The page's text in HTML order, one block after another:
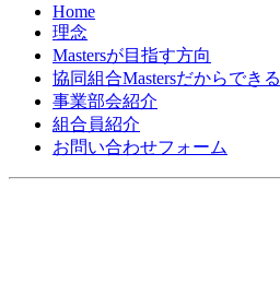
Home
理念
Mastersが目指す方向
協同組合Mastersだからできる
事業部会紹介
組合員紹介
お問い合わせフォーム